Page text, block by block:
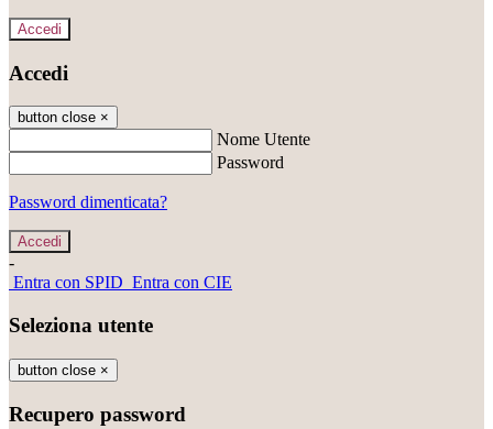
Accedi
Accedi
button close ×
Nome Utente
Password
Password dimenticata?
-
Entra con SPID Entra con CIE
Seleziona utente
button close ×
Recupero password